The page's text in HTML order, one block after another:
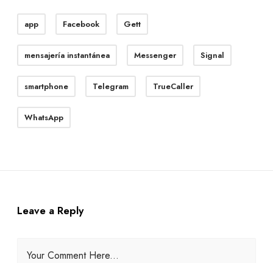
app Facebook Gett
mensajería instantánea Messenger Signal
smartphone Telegram TrueCaller
WhatsApp
Leave a Reply
Your Comment Here...